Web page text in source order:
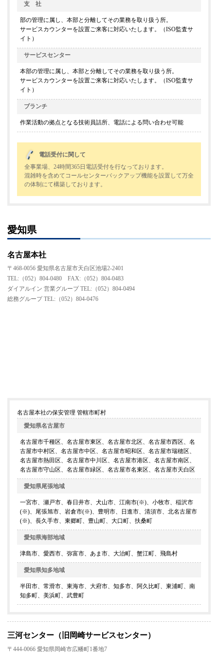
支 社
部の管理に属し、本部と分離してその業務を取り扱う所。
サービスカウンターを設置ご来客に対応いたします。（ISO監査サ
イト）
サービスセンター
本部の管理に属し、本部と分離してその業務を取り扱う所。
サービスカウンターを設置ご来客に対応いたします。（ISO監査サ
イト）
ブランチ
作業活動の拠点となる技術員詰所、電話による問い合わせ可能
電話受付に関して
全事業場、24時間365日電話受付を行なっております。
混雑時を含めてコールセンターバックアップ機能を設置して万全
の体制にて構築しております。
愛知県
名古屋本社
〒468-0056 愛知県名古屋市天白区池場2-2401
TEL:（052）804-0480 FAX:（052）804-0483
ダイアルイン 営業グループ TEL:（052）804-0494
総務グループ TEL:（052）804-0476
名古屋本社の保安管理 管轄市町村
愛知県名古屋市
名古屋市千種区、名古屋市東区、名古屋市北区、名古屋市西区、名
古屋市中村区、名古屋市中区、名古屋市昭和区、名古屋市瑞穂区、
名古屋市熱田区、名古屋市中川区、名古屋市港区、名古屋市南区、
名古屋市守山区、名古屋市緑区、名古屋市名東区、名古屋市天白区
愛知県尾張地域
一宮市、瀬戸市、春日井市、犬山市、江南市(※)、小牧市、稲沢市
(※)、尾張旭市、岩倉市(※)、豊明市、日進市、清須市、北名古屋市
(※)、長久手市、東郷町、豊山町、大口町、扶桑町
愛知県海部地域
津島市、愛西市、弥富市、あま市、大治町、蟹江町、飛島村
愛知県知多地域
半田市、常滑市、東海市、大府市、知多市、阿久比町、東浦町、南
知多町、美浜町、武豊町
三河センター（旧岡崎サービスセンター）
〒444-0066 愛知県岡崎市広幡町1番地7